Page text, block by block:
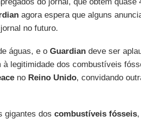
agora espera que alguns
no futuro.
águas, e o Guardiandeve ser
à legitimidade dos combustíveis
no Reino Unido, convidando
gigantes dos combustíveis fósseis,